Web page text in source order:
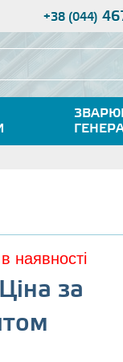
+38 (044)
наявності
Ціна за